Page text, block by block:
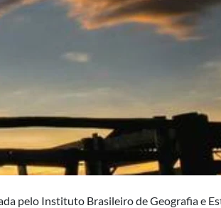
pelo Instituto Brasileiro de Geografia e